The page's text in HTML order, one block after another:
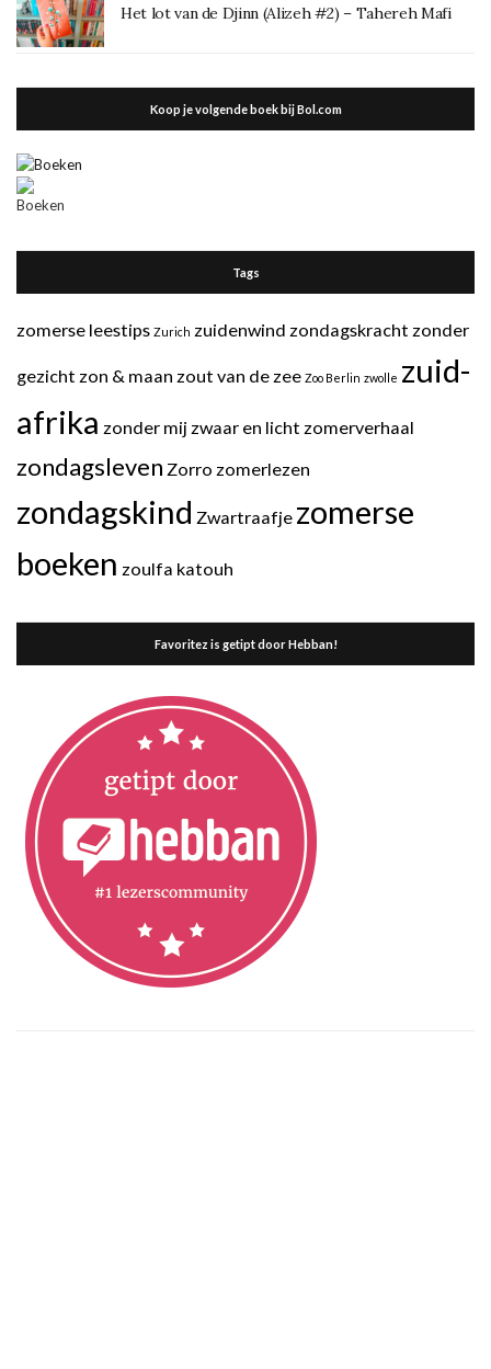
Het lot van de Djinn (Alizeh #2) – Tahereh Mafi
Koop je volgende boek bij Bol.com
Tags
zomerse leestips Zurich zuidenwind zondagskracht zonder
gezicht zon & maan zout van de zee Zoo Berlin zwolle zuid-
afrika zonder mij zwaar en licht zomerverhaal
zondagsleven Zorro zomerlezen
zondagskind Zwartraafje zomerse
boeken zoulfa katouh
Favoritez is getipt door Hebban!